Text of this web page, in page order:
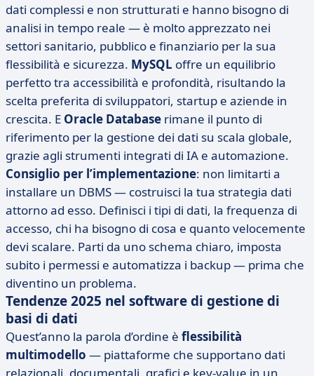
dati complessi e non strutturati e hanno bisogno di
analisi in tempo reale — è molto apprezzato nei
settori sanitario, pubblico e finanziario per la sua
flessibilità e sicurezza. MySQL offre un equilibrio
perfetto tra accessibilità e profondità, risultando la
scelta preferita di sviluppatori, startup e aziende in
crescita. E Oracle Database rimane il punto di
riferimento per la gestione dei dati su scala globale,
grazie agli strumenti integrati di IA e automazione.
Consiglio per l’implementazione: non limitarti a
installare un DBMS — costruisci la tua strategia dati
attorno ad esso. Definisci i tipi di dati, la frequenza di
accesso, chi ha bisogno di cosa e quanto velocemente
devi scalare. Parti da uno schema chiaro, imposta
subito i permessi e automatizza i backup — prima che
diventino un problema.
Tendenze 2025 nel software di gestione di
basi di dati
Quest’anno la parola d’ordine è flessibilità
multimodello — piattaforme che supportano dati